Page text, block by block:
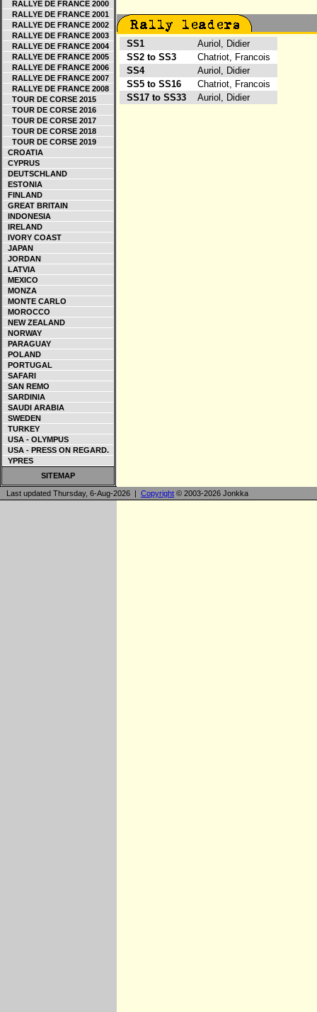
RALLYE DE FRANCE 2000
RALLYE DE FRANCE 2001
RALLYE DE FRANCE 2002
RALLYE DE FRANCE 2003
RALLYE DE FRANCE 2004
RALLYE DE FRANCE 2005
RALLYE DE FRANCE 2006
RALLYE DE FRANCE 2007
RALLYE DE FRANCE 2008
TOUR DE CORSE 2015
TOUR DE CORSE 2016
TOUR DE CORSE 2017
TOUR DE CORSE 2018
TOUR DE CORSE 2019
CROATIA
CYPRUS
DEUTSCHLAND
ESTONIA
FINLAND
GREAT BRITAIN
INDONESIA
IRELAND
IVORY COAST
JAPAN
JORDAN
LATVIA
MEXICO
MONZA
MONTE CARLO
MOROCCO
NEW ZEALAND
NORWAY
PARAGUAY
POLAND
PORTUGAL
SAFARI
SAN REMO
SARDINIA
SAUDI ARABIA
SWEDEN
TURKEY
USA - OLYMPUS
USA - PRESS ON REGARD.
YPRES
SITEMAP
SS1
Auriol, Didier
SS2 to SS3
Chatriot, Francois
SS4
Auriol, Didier
SS5 to SS16
Chatriot, Francois
SS17 to SS33
Auriol, Didier
Last updated Thursday, 6-Aug-2026 | Copyright © 2003-2026 Jonkka